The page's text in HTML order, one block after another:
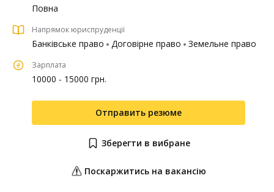
Повна
Напрямок юриспруденції
Банківське право Договірне право Земельне право
Зарплата
10000 - 15000 грн.
Отправить резюме
Зберегти в вибране
Поскаржитись на вакансію